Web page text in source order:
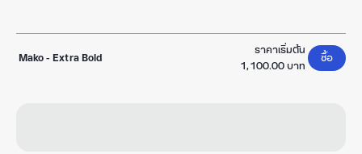
Mako-Extra Bold
ราคาเริ่มต้น
1,100.00 บาท
ซื้อ